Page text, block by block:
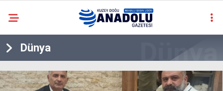
casino
siteleri
bonusu
veren
Dünya